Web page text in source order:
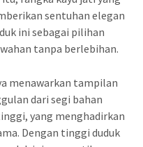
sentuhan elegan
ini sebagai pilihan
tanpa berlebihan.
menawarkan tampilan
dari segi bahan
yang menghadirkan
Dengan tinggi duduk